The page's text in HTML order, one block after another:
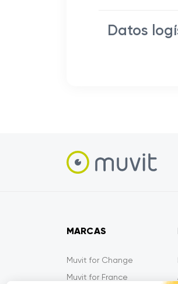
Datos
MARCAS
Muvit for Change
Muvit for France